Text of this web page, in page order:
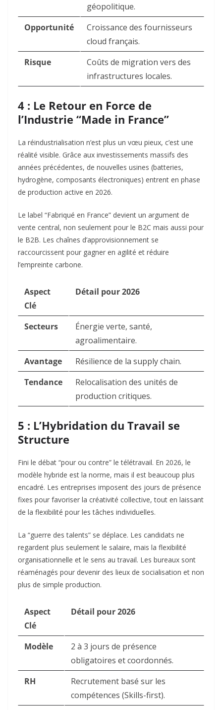
géopolitique.
Opportunité
Croissance des fournisseurs
cloud français.
Risque
Coûts de migration vers des
infrastructures locales.
4 : Le Retour en Force de
l’Industrie “Made in France”
La réindustrialisation n’est plus un vœu pieux, c’est une
réalité visible. Grâce aux investissements massifs des
années précédentes, de nouvelles usines (batteries,
hydrogène, composants électroniques) entrent en phase
de production active en 2026.
Le label “Fabriqué en France” devient un argument de
vente central, non seulement pour le B2C mais aussi pour
le B2B. Les chaînes d’approvisionnement se
raccourcissent pour gagner en agilité et réduire
l’empreinte carbone.
Aspect
Clé
Détail pour 2026
Secteurs
Énergie verte, santé,
agroalimentaire.
Avantage
Résilience de la supply chain.
Tendance
Relocalisation des unités de
production critiques.
5 : L’Hybridation du Travail se
Structure
Fini le débat “pour ou contre” le télétravail. En 2026, le
modèle hybride est la norme, mais il est beaucoup plus
encadré. Les entreprises imposent des jours de présence
fixes pour favoriser la créativité collective, tout en laissant
de la flexibilité pour les tâches individuelles.
La “guerre des talents” se déplace. Les candidats ne
regardent plus seulement le salaire, mais la flexibilité
organisationnelle et le sens au travail. Les bureaux sont
réaménagés pour devenir des lieux de socialisation et non
plus de simple production.
Aspect
Clé
Détail pour 2026
Modèle
2 à 3 jours de présence
obligatoires et coordonnés.
RH
Recrutement basé sur les
compétences (Skills-first).